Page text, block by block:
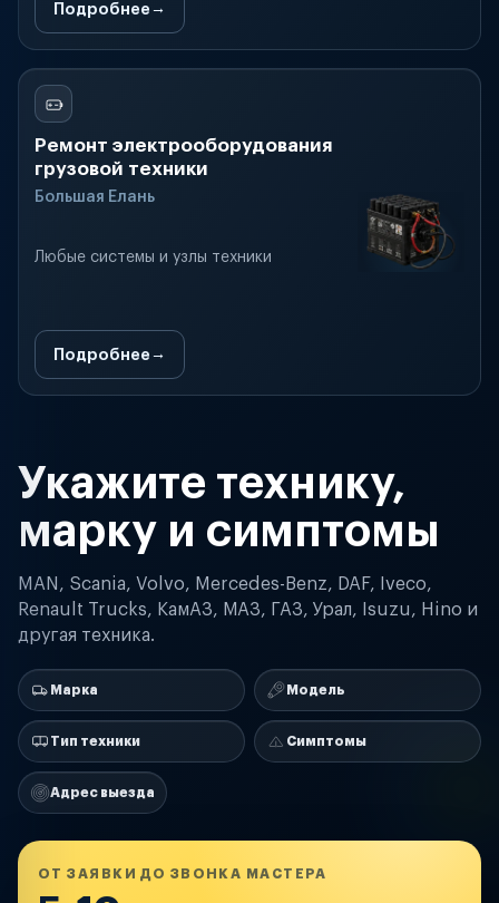
Подробнее
Ремонт электрооборудования
грузовой техники
Большая Елань
Любые системы и узлы техники
Подробнее
Укажите технику,
марку и симптомы
MAN, Scania, Volvo, Mercedes-Benz, DAF, Iveco,
Renault Trucks, КамАЗ, МАЗ, ГАЗ, Урал, Isuzu, Hino и
другая техника.
Марка Модель
Тип техники Симптомы
Адрес выезда
ОТ ЗАЯВКИ ДО ЗВОНКА МАСТЕРА